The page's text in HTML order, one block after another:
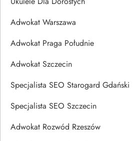
Adwokat Warszawa
Adwokat Praga Południe
Adwokat Szczecin
Specjalista SEO Starogard Gdański
Specjalista SEO Szczecin
Adwokat Rozwód Rzeszów